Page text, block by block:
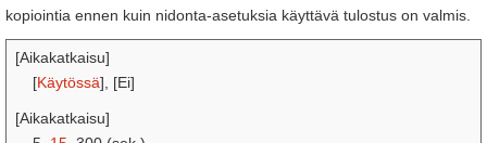
kopiointia ennen kuin nidonta-asetuksia käyttävä tulostus on valmis.
[Aikakatkaisu]
[Käytössä], [Ei]
[Aikakatkaisu]